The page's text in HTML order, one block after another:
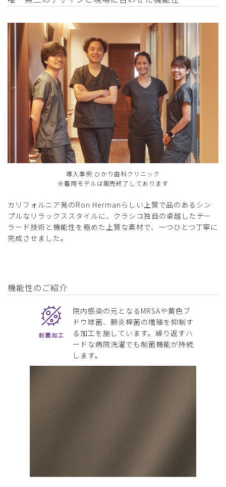
導入事例:ひかり歯科クリニック
※着用モデルは販売終了しております
カリフォルニア発のRon Hermanらしい上質で品のあるシン
プルなリラックススタイルに、クラシコ独自の卓越したテー
ラード技術と機能性を極めた上質な素材で、一つひとつ丁寧に
完成させました。
機能性のご紹介
院内感染の元となるMRSAや黄色ブ
ドウ球菌、肺炎桿菌の増殖を抑制す
る加工を施しています。繰り返すハ
ードな病院洗濯でも制菌機能が持続
します。